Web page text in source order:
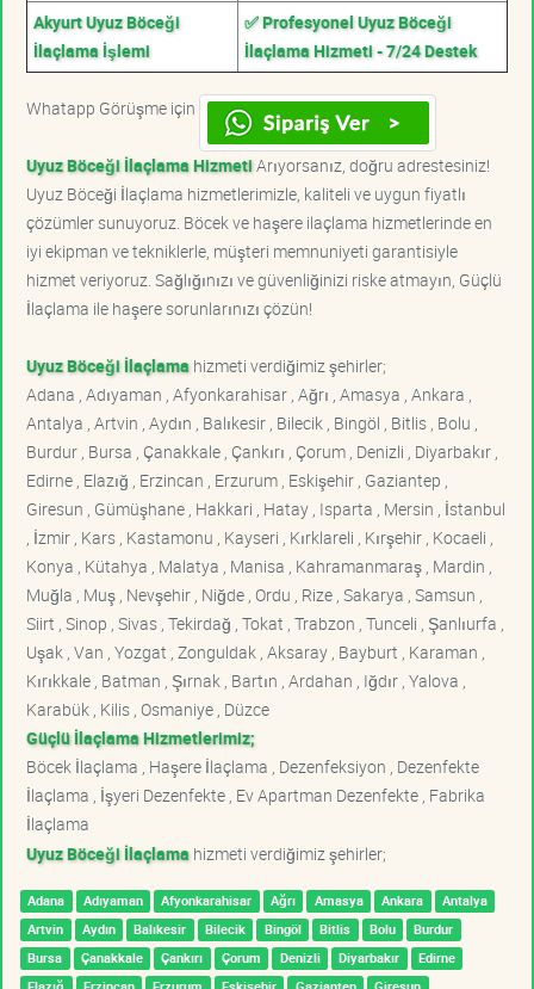
Akyurt Uyuz Böceği
İlaçlama İşlemi
✅ Profesyonel Uyuz Böceği
İlaçlama Hizmeti - 7/24 Destek
Whatapp Görüşme için
Uyuz Böceği İlaçlama HizmetiArıyorsanız, doğru adrestesiniz!
Uyuz Böceği İlaçlama hizmetlerimizle, kaliteli ve uygun fiyatlı
çözümler sunuyoruz. Böcek ve haşere ilaçlama hizmetlerinde en
iyi ekipman ve tekniklerle, müşteri memnuniyeti garantisiyle
hizmet veriyoruz. Sağlığınızı ve güvenliğinizi riske atmayın, Güçlü
İlaçlama ile haşere sorunlarınızı çözün!
Uyuz Böceği İlaçlama hizmeti verdiğimiz şehirler;
Adana , Adıyaman , Afyonkarahisar , Ağrı , Amasya , Ankara ,
Antalya , Artvin , Aydın , Balıkesir , Bilecik , Bingöl , Bitlis , Bolu ,
Burdur , Bursa , Çanakkale , Çankırı , Çorum , Denizli , Diyarbakır ,
Edirne , Elazığ , Erzincan , Erzurum , Eskişehir , Gaziantep ,
Giresun , Gümüşhane , Hakkari , Hatay , Isparta , Mersin , İstanbul
, İzmir , Kars , Kastamonu , Kayseri , Kırklareli , Kırşehir , Kocaeli ,
Konya , Kütahya , Malatya , Manisa , Kahramanmaraş , Mardin ,
Muğla , Muş , Nevşehir , Niğde , Ordu , Rize , Sakarya , Samsun ,
Siirt , Sinop , Sivas , Tekirdağ , Tokat , Trabzon , Tunceli , Şanlıurfa ,
Uşak , Van , Yozgat , Zonguldak , Aksaray , Bayburt , Karaman ,
Kırıkkale , Batman , Şırnak , Bartın , Ardahan , Iğdır , Yalova ,
Karabük , Kilis , Osmaniye , Düzce
Güçlü İlaçlama Hizmetlerimiz;
Böcek İlaçlama , Haşere İlaçlama , Dezenfeksiyon , Dezenfekte
İlaçlama , İşyeri Dezenfekte , Ev Apartman Dezenfekte , Fabrika
İlaçlama
Uyuz Böceği İlaçlama hizmeti verdiğimiz şehirler;
Adana Adıyaman Afyonkarahisar Ağrı Amasya Ankara
Antalya
Artvin
Aydın Balıkesir Bilecik Bingöl Bitlis Bolu
Burdur
Bursa
Çanakkale Çankırı Çorum Denizli Diyarbakır
Edirne